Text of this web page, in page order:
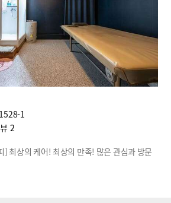
1
2
] 최상의 케어! 최상의 만족! 많은 관심과 방문